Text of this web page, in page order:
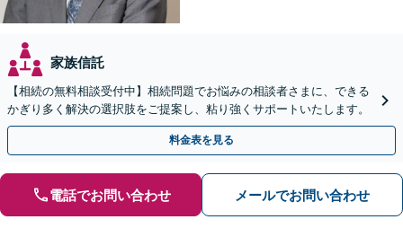
家族信託
【相続の無料相談受付中】相続問題でお悩みの相談者さまに、できる
かぎり多く解決の選択肢をご提案し、粘り強くサポートいたします。
料金表を見る
電話でお問い合わせ メールでお問い合わせ